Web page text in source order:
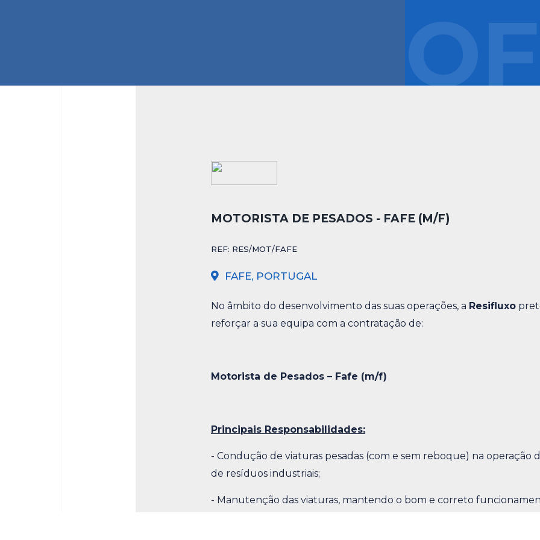
MOTORISTA DE PESADOS - FAFE (M/F)
REF: RES/MOT/FAFE
FAFE, PORTUGAL
No âmbito do desenvolvimento das suas operações, a Resifluxo
reforçar a sua equipa com a contratação de:
Motorista de Pesados – Fafe (m/f)
Principais Responsabilidades:
- Condução de viaturas pesadas (com e sem reboque) na operação
de resíduos industriais;
- Manutenção das viaturas, mantendo o bom e correto